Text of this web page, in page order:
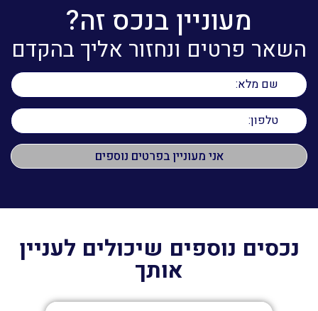
מעוניין בנכס זה?
השאר פרטים ונחזור אליך בהקדם
נכסים נוספים שיכולים לעניין
אותך